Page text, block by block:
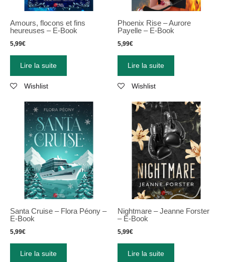
Amours, flocons et fins
heureuses – E-Book
5,99€
Lire la suite
Wishlist
Phoenix Rise – Aurore
Payelle – E-Book
5,99€
Lire la suite
Wishlist
Santa Cruise – Flora Péony –
E-Book
5,99€
Lire la suite
Nightmare – Jeanne Forster
– E-Book
5,99€
Lire la suite